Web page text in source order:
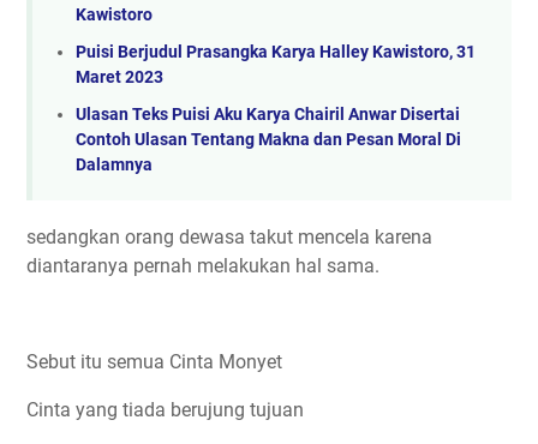
Kawistoro
Puisi Berjudul Prasangka Karya Halley Kawistoro, 31
Maret 2023
Ulasan Teks Puisi Aku Karya Chairil Anwar Disertai
Contoh Ulasan Tentang Makna dan Pesan Moral Di
Dalamnya
sedangkan orang dewasa takut mencela karena
diantaranya pernah melakukan hal sama.
Sebut itu semua Cinta Monyet
Cinta yang tiada berujung tujuan